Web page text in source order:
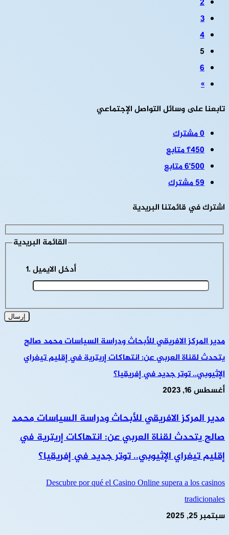
2
3
4
5
6
»
تابعنا على وسائل التواصل الإجتماعي
0مشترك
1٬450متابع
6٬500متابع
59مشترك
اشترك في قائمتنا البريدية
القائمة البريدية
مدير المركز الافريقي للأبحاث ودراسة السياسات محمد صالح
يتحدث لقناة العربي عن: انتهاكات إريترية في إقليم تيغراي
الإثيوبي.. توتر جديد في إفريقيا؟
أغسطس 16, 2023
مدير المركز الافريقي للأبحاث ودراسة السياسات محمد
صالح يتحدث لقناة العربي عن: انتهاكات إريترية في
إقليم تيغراي الإثيوبي.. توتر جديد في إفريقيا؟
Descubre por qué el Casino Online supera a los casinos
tradicionales
سبتمبر 25, 2025